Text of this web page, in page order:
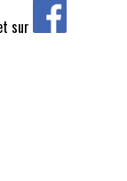
sur